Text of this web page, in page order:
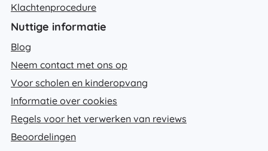
Klachtenprocedure
Nuttige informatie
Blog
Neem contact met ons op
Voor scholen en kinderopvang
Informatie over cookies
Regels voor het verwerken van reviews
Beoordelingen